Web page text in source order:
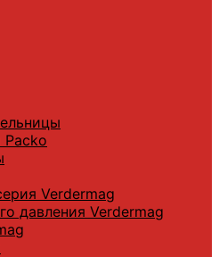
Packo
Verdermag
давления Verdermag